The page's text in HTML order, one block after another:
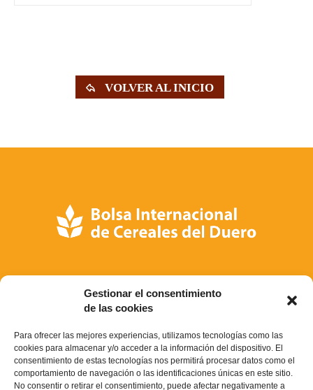
Gestionar el consentimiento
de las cookies
Para ofrecer las mejores experiencias, utilizamos tecnologías como las
cookies para almacenar y/o acceder a la información del dispositivo. El
consentimiento de estas tecnologías nos permitirá procesar datos como el
comportamiento de navegación o las identificaciones únicas en este sitio.
No consentir o retirar el consentimiento, puede afectar negativamente a
VOLVER AL INICIO
ACCOE
+34 913 504 305 +34 676 268 180